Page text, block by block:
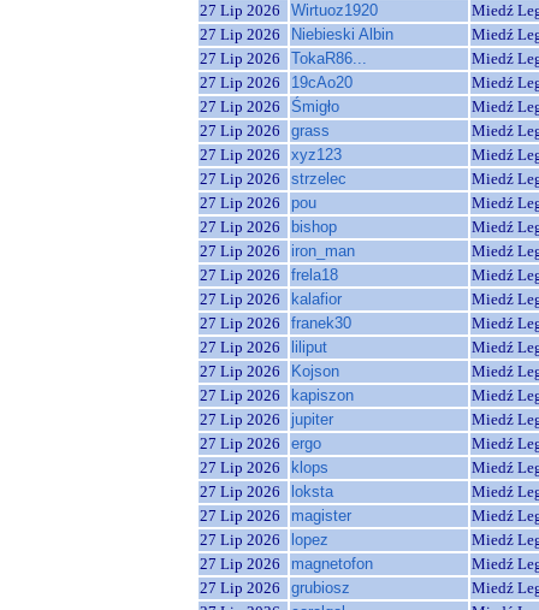
27 Lip 2026
Wirtuoz1920
Miedź
27 Lip 2026
Niebieski Albin
Miedź
27 Lip 2026
TokaR86...
Miedź
27 Lip 2026
19cAo20
Miedź
27 Lip 2026
Śmigło
Miedź
27 Lip 2026
grass
Miedź
27 Lip 2026
xyz123
Miedź
27 Lip 2026
strzelec
Miedź
27 Lip 2026
pou
Miedź
27 Lip 2026
bishop
Miedź
27 Lip 2026
iron_man
Miedź
27 Lip 2026
frela18
Miedź
27 Lip 2026
kalafior
Miedź
27 Lip 2026
franek30
Miedź
27 Lip 2026
liliput
Miedź
27 Lip 2026
Kojson
Miedź
27 Lip 2026
kapiszon
Miedź
27 Lip 2026
jupiter
Miedź
27 Lip 2026
ergo
Miedź
27 Lip 2026
klops
Miedź
27 Lip 2026
loksta
Miedź
27 Lip 2026
magister
Miedź
27 Lip 2026
lopez
Miedź
27 Lip 2026
magnetofon
Miedź
27 Lip 2026
grubiosz
Miedź